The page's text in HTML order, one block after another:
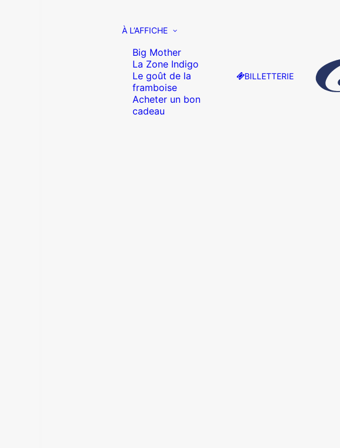
À L’AFFICHE
Big Mother
La Zone Indigo
Le goût de la
framboise
Acheter un bon
cadeau
BILLETTERIE